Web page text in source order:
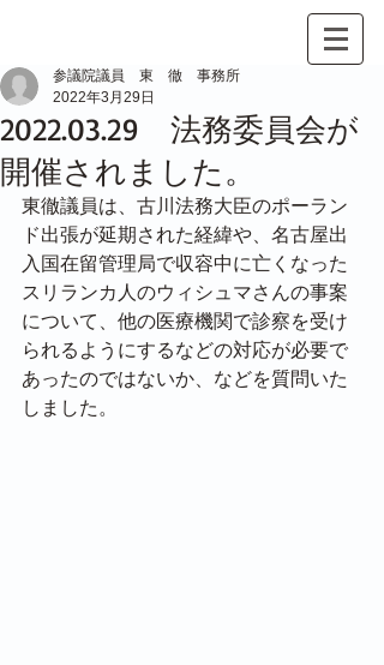
2022.03.29 法務委員会が
開催されました。
参議院議員 東 徹 事務所
2022年3月29日
東徹議員は、古川法務大臣のポーラン
ド出張が延期された経緯や、名古屋出
入国在留管理局で収容中に亡くなった
スリランカ人のウィシュマさんの事案
について、他の医療機関で診察を受け
られるようにするなどの対応が必要で
あったのではないか、などを質問いた
しました。